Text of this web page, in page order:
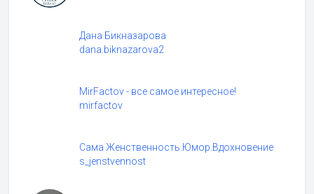
Дана Бикназарова
dana.biknazarova2
MirFactov - все самое интересное!
mirfactov
Сама Женственность.Юмор.Вдохновение
s_jenstvennost